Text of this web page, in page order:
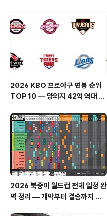
2026 KBO 프로야구 연봉 순위
TOP 10 — 양의지 42억 역대 최
2026 북중미 월드컵 전체 일정 완
벽 정리 — 개막부터 결승까지 한